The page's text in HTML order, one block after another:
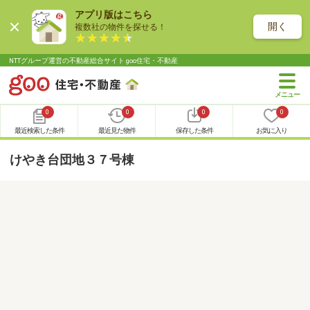
アプリ版はこちら
複数社の物件を探せる！ 開く
NTTグループ運営の不動産総合サイト goo住宅・不動産
0
最近検索した条件
0
最近見た物件
0
保存した条件
0
お気に入り
けやき台団地３７号棟